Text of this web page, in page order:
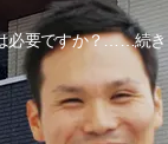
必要ですか？……続